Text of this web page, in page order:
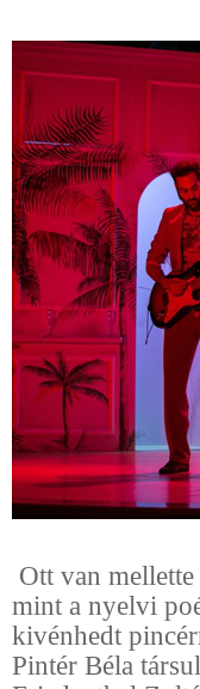
Ott van
mint a nyelvi
kivénhedt
Pintér Béla